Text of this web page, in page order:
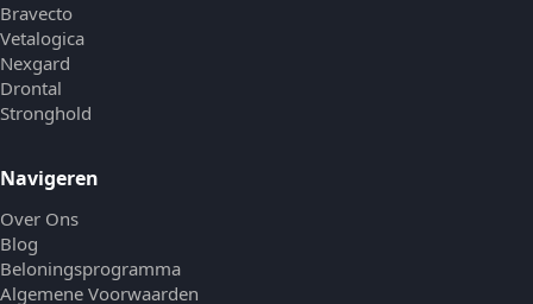
Bravecto
Vetalogica
Nexgard
Drontal
Stronghold
Navigeren
Over Ons
Blog
Beloningsprogramma
Algemene Voorwaarden